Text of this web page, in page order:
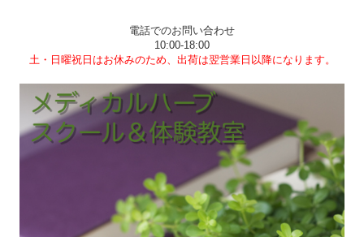
電話でのお問い合わせ
10:00-18:00
土・日曜祝日はお休みのため、出荷は翌営業日以降になります。